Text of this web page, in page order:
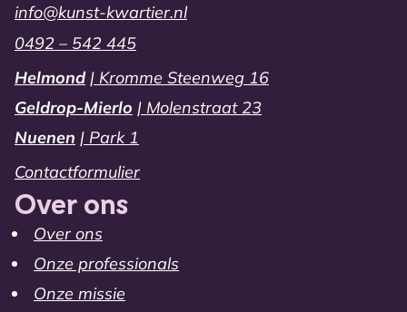
info@kunst-kwartier.nl
0492 – 542 445
Helmond | Kromme Steenweg 16
Geldrop-Mierlo | Molenstraat 23
Nuenen | Park 1
Contactformulier
Over ons
Over ons
Onze professionals
Onze missie